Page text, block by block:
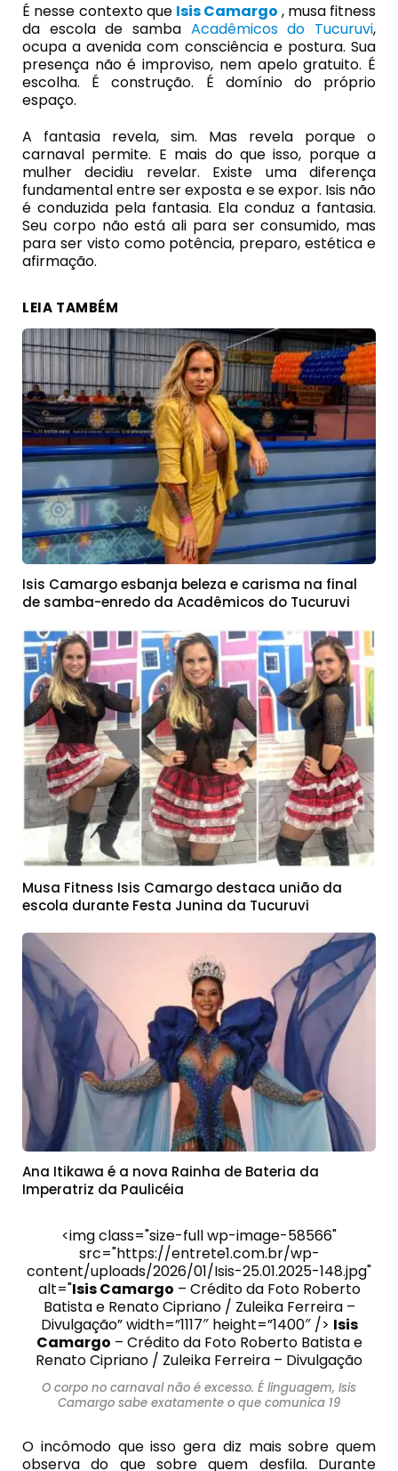
É nesse contexto que Isis Camargo , musa fitness
da escola de samba Acadêmicos do Tucuruvi,
ocupa a avenida com consciência e postura. Sua
presença não é improviso, nem apelo gratuito. É
escolha. É construção. É domínio do próprio
espaço.
A fantasia revela, sim. Mas revela porque o
carnaval permite. E mais do que isso, porque a
mulher decidiu revelar. Existe uma diferença
fundamental entre ser exposta e se expor. Isis não
é conduzida pela fantasia. Ela conduz a fantasia.
Seu corpo não está ali para ser consumido, mas
para ser visto como potência, preparo, estética e
afirmação.
LEIA TAMBÉM
Isis Camargo esbanja beleza e carisma na final
de samba-enredo da Acadêmicos do Tucuruvi
Musa Fitness Isis Camargo destaca união da
escola durante Festa Junina da Tucuruvi
Ana Itikawa é a nova Rainha de Bateria da
Imperatriz da Paulicéia
<img class="size-full wp-image-58566"
src="https://entrete1.com.br/wp-
content/uploads/2026/01/Isis-25.01.2025-148.jpg"
alt="Isis Camargo – Crédito da Foto Roberto
Batista e Renato Cipriano / Zuleika Ferreira –
Divulgação” width=”1117″ height=”1400″ /> Isis
Camargo – Crédito da Foto Roberto Batista e
Renato Cipriano / Zuleika Ferreira – Divulgação
O corpo no carnaval não é excesso. É linguagem, Isis
Camargo sabe exatamente o que comunica 19
O incômodo que isso gera diz mais sobre quem
observa do que sobre quem desfila. Durante